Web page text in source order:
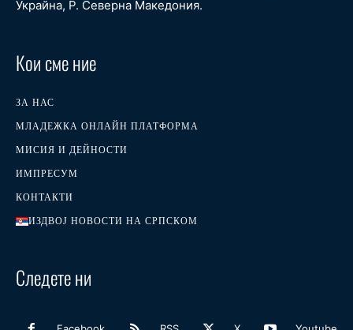
Украйна, Р. Северна Македония.
Кои сме ние
ЗА НАС
МЛАДЕЖКА ОНЛАЙН ПЛАТФОРМА
МИСИЯ И ДЕЙНОСТИ
ИМПРЕСУМ
КОНТАКТИ
ИЗДВОЈ НОВОСТИ НА СРПСКОМ
Следете ни